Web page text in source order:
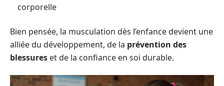
corporelle
Bien pensée, la musculation dès l’enfance devient une
alliée du développement, de la prévention des
blessures et de la confiance en soi durable.